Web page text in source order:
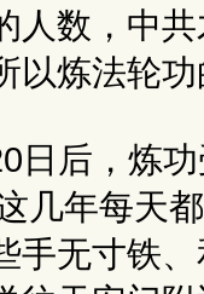
人数，中
以炼法轮
日后，炼
几年每天
手无寸铁